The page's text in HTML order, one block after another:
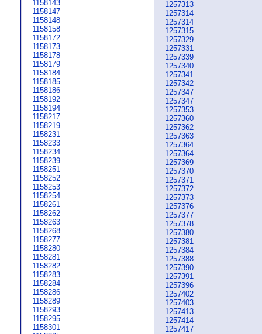
1158143
1158147
1158148
1158158
1158172
1158173
1158178
1158179
1158184
1158185
1158186
1158192
1158194
1158217
1158219
1158231
1158233
1158234
1158239
1158251
1158252
1158253
1158254
1158261
1158262
1158263
1158268
1158277
1158280
1158281
1158282
1158283
1158284
1158286
1158289
1158293
1158295
1158301
1257313
1257314
1257314
1257315
1257329
1257331
1257339
1257340
1257341
1257342
1257347
1257347
1257353
1257360
1257362
1257363
1257364
1257364
1257369
1257370
1257371
1257372
1257373
1257376
1257377
1257378
1257380
1257381
1257384
1257388
1257390
1257391
1257396
1257402
1257403
1257413
1257414
1257417